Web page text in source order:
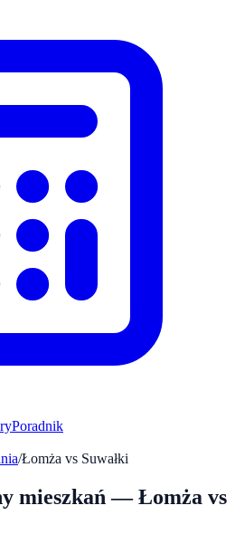
Poradnik
/Łomża vs Suwałki
mieszkań —Łomża vs